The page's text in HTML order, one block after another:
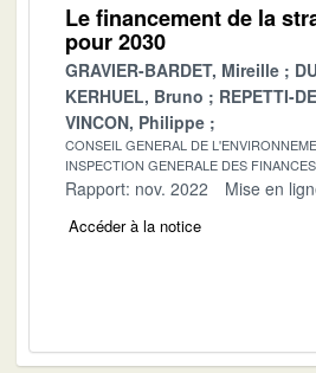
Le financement de la
pour 2030
GRAVIER-BARDET, Mireille
KERHUEL, Bruno
REPETTI-
VINCON, Philippe
CONSEIL GENERAL DE
INSPECTION GENERALE DES
Rapport: nov. 2022 Mise en
Accéder à la notice